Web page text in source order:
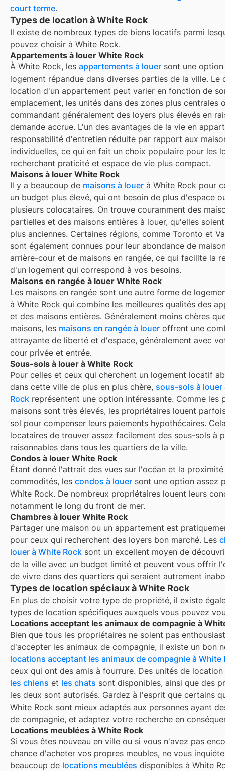
court terme.
Types de location à White Rock
Il existe de nombreux types de biens locatifs parmi
pouvez choisir à White Rock.
Appartements à louer White Rock
À White Rock, les appartements à louer sont une
logement répandue dans diverses parties de la ville. Le
location d'un appartement peut varier en fonction de
emplacement, les unités dans des zones plus centrales
commandant généralement des loyers plus élevés en
demande accrue. L'un des avantages de la vie en
responsabilité d'entretien réduite par rapport aux
individuelles, ce qui en fait un choix populaire pour les
recherchant praticité et espace de vie plus compact.
Maisons à louer White Rock
Il y a beaucoup de maisons à louer à White Rock pour
un budget plus élevé, qui ont besoin de plus d'espace
plusieurs colocataires. On trouve couramment des
partielles et des maisons entières à louer, qu'elles
plus anciennes. Certaines régions, comme Toronto et
sont également connues pour leur abondance de
arrière-cour et de maisons en rangée, ce qui facilite la
d'un logement qui correspond à vos besoins.
Maisons en rangée à louer White Rock
Les maisons en rangée sont une autre forme de
à White Rock qui combine les meilleures qualités des
et des maisons entières. Généralement moins chères
maisons, les maisons en rangée à louer offrent une
attrayante de liberté et d'espace, généralement avec
cour privée et entrée.
Sous-sols à louer à White Rock
Pour celles et ceux qui cherchent un logement locatif
dans cette ville de plus en plus chère, sous-sols à louer
Rock représentent une option intéressante. Comme les
maisons sont très élevés, les propriétaires louent
sol pour compenser leurs paiements hypothécaires.
locataires de trouver assez facilement des sous-sols à
raisonnables dans tous les quartiers de la ville.
Condos à louer White Rock
Étant donné l'attrait des vues sur l'océan et la
commodités, les condos à louer sont une option assez
White Rock. De nombreux propriétaires louent leurs
notamment le long du front de mer.
Chambres à louer White Rock
Partager une maison ou un appartement est
pour ceux qui recherchent des loyers bon marché. Les
louer à White Rock sont un excellent moyen de
de la ville avec un budget limité et peuvent vous offrir
de vivre dans des quartiers qui seraient autrement
Types de location spéciaux à White Rock
En plus de choisir votre type de propriété, il existe
types de location spécifiques auxquels vous pouvez
Locations acceptant les animaux de compagnie à
Bien que tous les propriétaires ne soient pas
d'accepter les animaux de compagnie, il existe un bon
locations acceptant les animaux de compagnie à White
ceux qui ont des amis à fourrure. Des unités de location
les chiens et les chats sont disponibles, ainsi que des
les deux sont autorisés. Gardez à l'esprit que certains
White Rock sont mieux adaptés aux personnes ayant
de compagnie, et adaptez votre recherche en
Locations meublées à White Rock
Si vous êtes nouveau en ville ou si vous n'avez pas
chance d'acheter vos propres meubles, ne vous
beaucoup de locations meublées disponibles à White